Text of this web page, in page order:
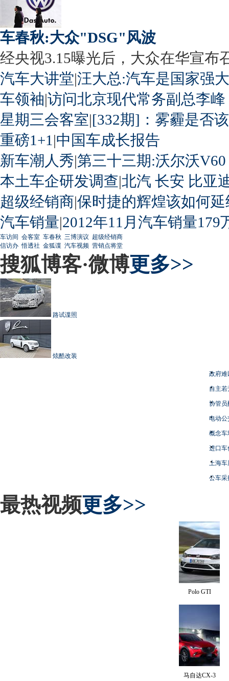
车春秋:大众"DSG"风波
经央视3.15曝光后，大众在华宣布
汽车大讲堂|汪大总:汽车是国家强
车领袖|访问北京现代常务副总李峰
星期三会客室|[332期]：雾霾是否
重磅1+1 |中国车成长报告
新车潮人秀|第三十三期:沃尔沃
本土车企研发调查|北汽 长安 比亚
超级经销商|保时捷的辉煌该如何延
汽车销量|2012年11月汽车销量179
车访间 会客室 车春秋 三博演议 超级经销商
信访办 悟透社 金狐谍 汽车视频 营销点将堂
搜狐博客·微博更多>>
路试谍照
炫酷改装
政府难
自主
协管员
电动
概念车
进口车
上海
公车采
最热视频更多>>
Polo GTI
马自达CX-3